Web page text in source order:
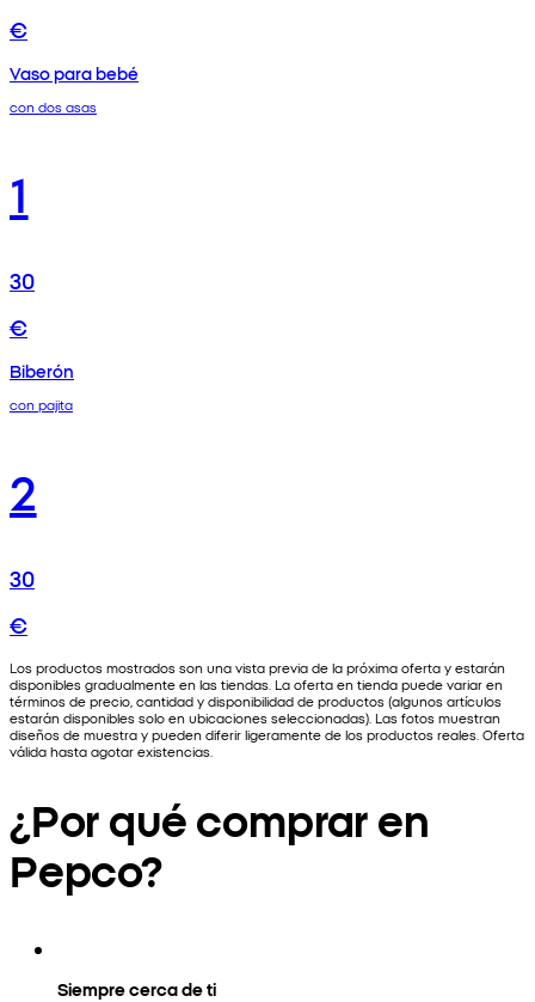
€
Vaso para bebé
con dos asas
1
30
€
Biberón
con pajita
2
30
€
Los productos mostrados son una vista previa de la próxima oferta y estarán
disponibles gradualmente en las tiendas. La oferta en tienda puede variar en
términos de precio, cantidad y disponibilidad de productos (algunos artículos
estarán disponibles solo en ubicaciones seleccionadas). Las fotos muestran
diseños de muestra y pueden diferir ligeramente de los productos reales. Oferta
válida hasta agotar existencias.
¿Por qué comprar en
Pepco?
Siempre cerca de ti